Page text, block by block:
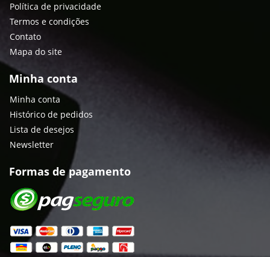
Política de privacidade
Termos e condições
Contato
Mapa do site
Minha conta
Minha conta
Histórico de pedidos
Lista de desejos
Newsletter
Formas de pagamento